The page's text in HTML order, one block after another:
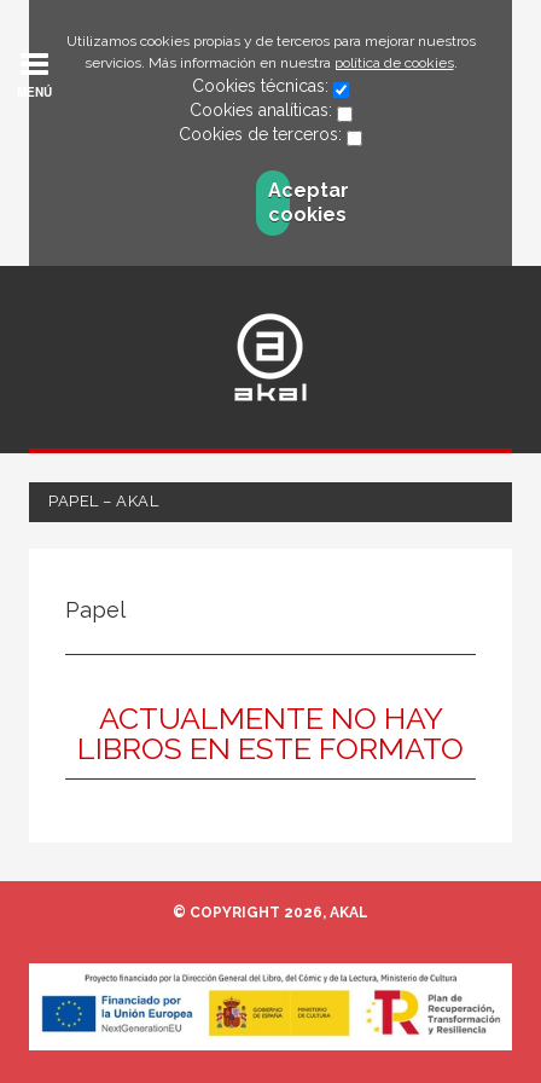
Utilizamos cookies propias y de terceros para mejorar nuestros
servicios. Más información en nuestra política de cookies.
Cookies técnicas:
Cookies analíticas:
Cookies de terceros:
Aceptar
cookies
MENÚ
PAPEL – AKAL
Ciencias humanas y sociales
Antropología
MATERIAS
NUESTRAS COLECCIONES
Papel
ACTUALMENTE NO HAY
LIBROS EN ESTE FORMATO
© COPYRIGHT 2026, AKAL